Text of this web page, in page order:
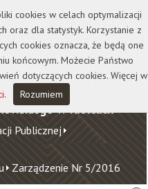
Wydawnictwo
w Kielcach
Publicznej
Zarządzenie Nr 5/2016
cookies w celach optymalizacji
oraz dla statystyk. Korzystanie z
cookies oznacza, że będą one
końcowym. Możecie Państwo
dotyczących cookies. Więcej w
. Rozumiem